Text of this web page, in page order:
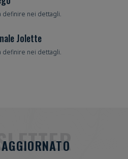
definire nei dettagli.
Jolette
definire nei dettagli.